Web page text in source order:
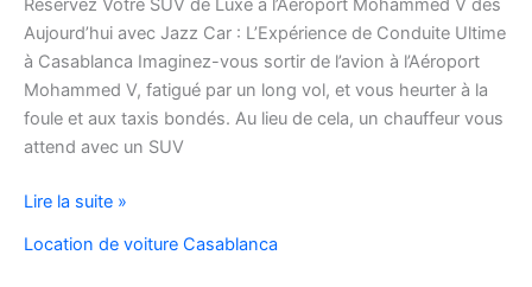
Réservez Votre SUV de Luxe à l’Aéroport Mohammed V dès
Aujourd’hui avec Jazz Car : L’Expérience de Conduite Ultime
à Casablanca Imaginez-vous sortir de l’avion à l’Aéroport
Mohammed V, fatigué par un long vol, et vous heurter à la
foule et aux taxis bondés. Au lieu de cela, un chauffeur vous
attend avec un SUV
Réservez
SUV
Lire la suite »
Location de voiture Casablanca